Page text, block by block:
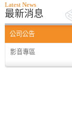
Latest News
最新消息
公司公告
影音專區